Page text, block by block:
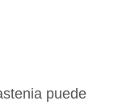
puede